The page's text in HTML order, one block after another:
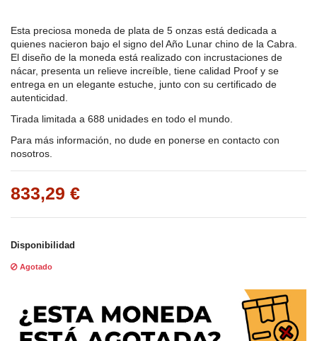
Esta preciosa moneda de plata de 5 onzas está dedicada a
quienes nacieron bajo el signo del Año Lunar chino de la Cabra.
El diseño de la moneda está realizado con incrustaciones de
nácar, presenta un relieve increíble, tiene calidad Proof y se
entrega en un elegante estuche, junto con su certificado de
autenticidad.
Tirada limitada a 688 unidades en todo el mundo.
Para más información, no dude en ponerse en contacto con
nosotros.
833,29 €
Disponibilidad
Agotado